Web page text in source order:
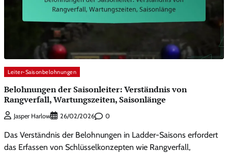
Leiter-Saisonbelohnungen
Belohnungen der Saisonleiter: Verständnis von
Rangverfall, Wartungszeiten, Saisonlänge
Jasper Harlow 26/02/2026 0
Das Verständnis der Belohnungen in Ladder-Saisons erfordert
das Erfassen von Schlüsselkonzepten wie Rangverfall,